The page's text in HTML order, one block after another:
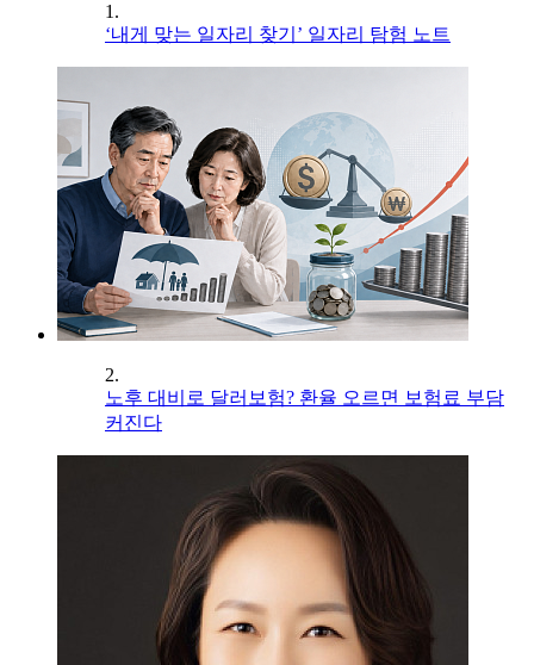
1.
‘내게 맞는 일자리 찾기’ 일자리 탐험 노트
2.
노후 대비로 달러보험? 환율 오르면 보험료 부담
커진다